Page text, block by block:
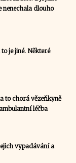
nenechala dlouho
je jiné. Některé
to chorá vězeňkyně
léčba
vypadávání a